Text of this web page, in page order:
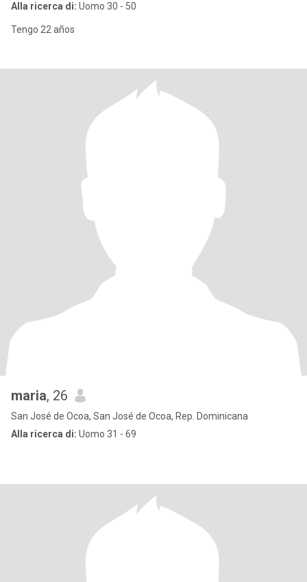
Alla ricerca di: Uomo 30 - 50
Tengo 22 años
maria, 26
San José de Ocoa, San José de Ocoa, Rep. Dominicana
Alla ricerca di: Uomo 31 - 69